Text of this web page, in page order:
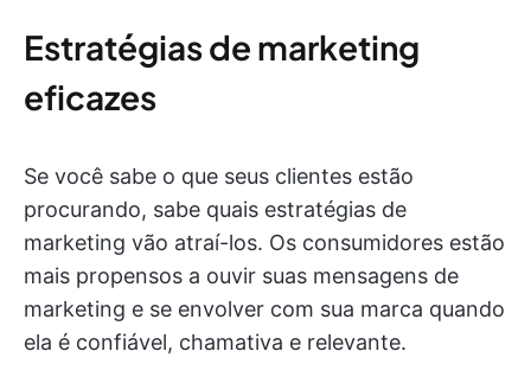
Estratégias de marketing
eficazes
Se você sabe o que seus clientes estão
procurando, sabe quais estratégias de
marketing vão atraí-los. Os consumidores estão
mais propensos a ouvir suas mensagens de
marketing e se envolver com sua marca quando
ela é confiável, chamativa e relevante.